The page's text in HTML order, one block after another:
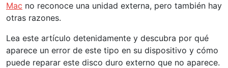
Mac no reconoce una unidad externa, pero también hay
otras razones.
Lea este artículo detenidamente y descubra por qué
aparece un error de este tipo en su dispositivo y cómo
puede reparar este disco duro externo que no aparece.